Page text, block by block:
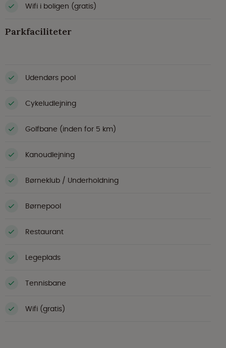
Wifi i boligen (gratis)
Parkfaciliteter
Udendørs pool
Cykeludlejning
Golfbane (inden for 5 km)
Kanoudlejning
Børneklub / Underholdning
Børnepool
Restaurant
Legeplads
Tennisbane
Wifi (gratis)